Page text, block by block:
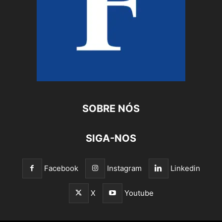
SOBRE NÓS
SIGA-NOS
Facebook Instagram Linkedin
X Youtube